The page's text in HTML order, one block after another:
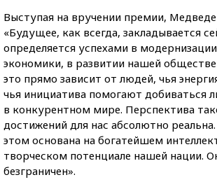
Выступая на вручении премии,
«Будущее, как всегда, закладывается
определяется успехами в
экономики, в развитии нашей
это прямо зависит от людей, чья
чья инициатива помогают добиваться
в конкурентном мире. Перспектива
достижений для нас абсолютно
этом основана на богатейшем
творческом потенциале нашей нации.
безграничен».